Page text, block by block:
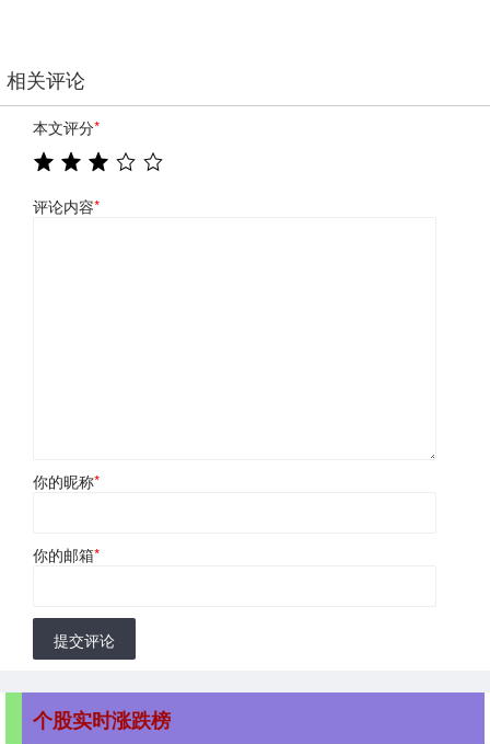
相关评论
本文评分*
评论内容*
你的昵称*
你的邮箱*
提交评论
个股实时涨跌榜